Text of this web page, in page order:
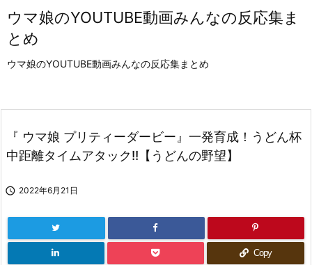
ウマ娘のYOUTUBE動画みんなの反応集ま
とめ
ウマ娘のYOUTUBE動画みんなの反応集まとめ
『 ウマ娘 プリティーダービー』一発育成！うどん杯
中距離タイムアタック!!【うどんの野望】
 2022年6月21日
Copy